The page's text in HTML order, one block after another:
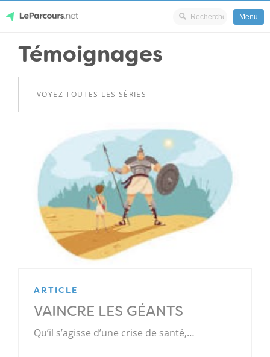
content
LeParcours.net
Menu
Témoignages
VOYEZ TOUTES LES SÉRIES
ARTICLE
VAINCRE LES GÉANTS
Qu’il s’agisse d’une crise de santé,…